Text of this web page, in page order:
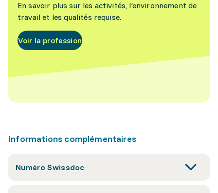
En savoir plus sur les activités, l’environnement de
travail et les qualités requise.
Voir la profession
Informations complémentaires
Numéro Swissdoc